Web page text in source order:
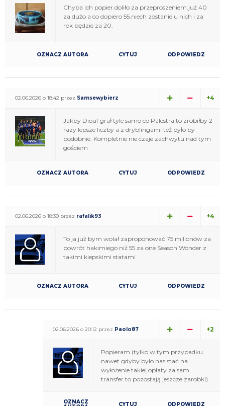
Chyba ich popier.doliło za przeproszeniem.już 40
za dużo a co dopiero 55.niech zostanie u nich i za
rok będzie za 20.
OZNACZ AUTORA CYTUJ ODPOWIEDZ
02.06.2026 o 18:42 przez Samsewybierz +4
Jakby Diouf grał tyle samo co Palestra to zrobiłby 2
razy lepsze liczby a z dryblingami też było by
podobnie. Kompletnie nie czaje zachwytu nad tym
gościem
OZNACZ AUTORA CYTUJ ODPOWIEDZ
02.06.2026 o 18:39 przez rafalik93 +4
To ja już bym wolał zaproponować 75 milionów za
powrót hakimiego niż 55 za one Season Wonder z
takimi kiepskimi statami
OZNACZ AUTORA CYTUJ ODPOWIEDZ
02.06.2026 o 20:12 przez Paolo87 +2
Popieram (tylko w tym przypadku
nawet gdyby było nas stać na
wyłożenie takiej opłaty za sam
transfer to pozostają jeszcze zarobki).
OZNACZ CYTUJ ODPOWIEDZ